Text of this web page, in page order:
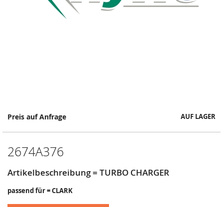
Preis auf Anfrage AUF LAGER
2674A376
Artikelbeschreibung = TURBO CHARGER
passend für = CLARK
Springe
Anfang
Bildergalerie